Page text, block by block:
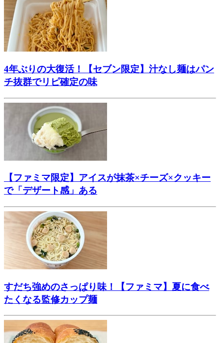
4年ぶりの大復活！【セブン限定】汁なし麺はパン
チ抜群でリピ確定の味
【ファミマ限定】アイスが抹茶×チーズ×クッキー
で「デザート感」ある
すだち強めのさっぱり味！【ファミマ】夏に食べ
たくなる監修カップ麺